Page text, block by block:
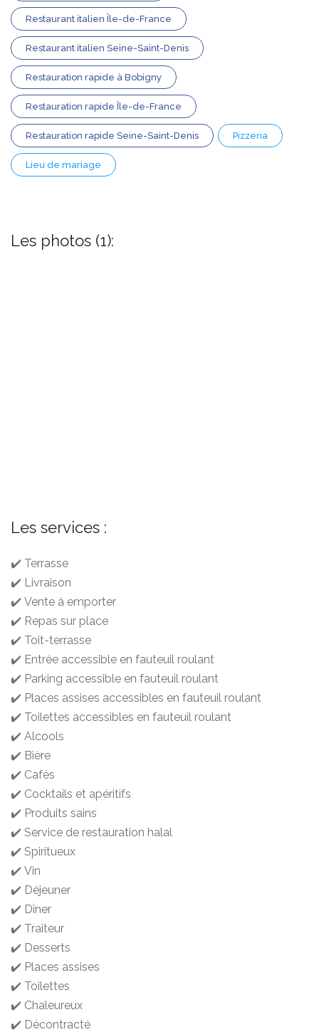
Restaurant italien Île-de-France
Restaurant italien Seine-Saint-Denis
Restauration rapide à Bobigny
Restauration rapide Île-de-France
Restauration rapide Seine-Saint-Denis Pizzeria
Lieu de mariage
Les photos (1):
Les services :
✔️ Terrasse
✔️ Livraison
✔️ Vente à emporter
✔️ Repas sur place
✔️ Toit-terrasse
✔️ Entrée accessible en fauteuil roulant
✔️ Parking accessible en fauteuil roulant
✔️ Places assises accessibles en fauteuil roulant
✔️ Toilettes accessibles en fauteuil roulant
✔️ Alcools
✔️ Bière
✔️ Cafés
✔️ Cocktails et apéritifs
✔️ Produits sains
✔️ Service de restauration halal
✔️ Spiritueux
✔️ Vin
✔️ Déjeuner
✔️ Dîner
✔️ Traiteur
✔️ Desserts
✔️ Places assises
✔️ Toilettes
✔️ Chaleureux
✔️ Décontracté